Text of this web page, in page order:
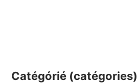
Catégórié (catégories)